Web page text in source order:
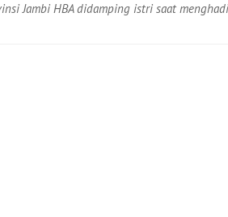
Jambi HBA didamping istri saat